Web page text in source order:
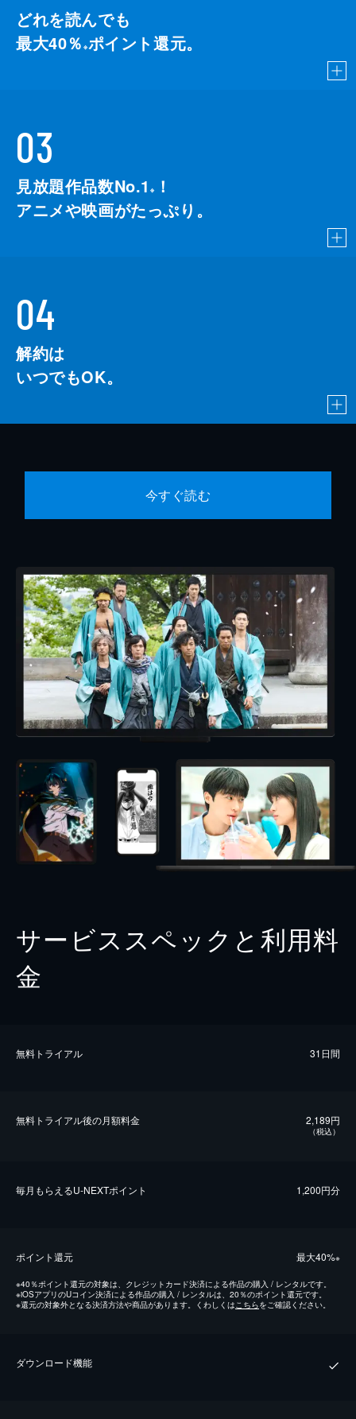
どれを読んでも
最大40％ ※ポイント還元。
03
見放題作品数No.1 ※
！
アニメや映画がたっぷり。
04
解約は
いつでもOK。
今すぐ読む
サービススペックと利用料
金
無料トライアル 31日間
無料トライアル後の⽉額料金 2,189円
（税込）
毎⽉もらえるU-NEXTポイント 1,200円分
ポイント還元 最⼤40%※
※40％ポイント還元の対象は、クレジットカード決済による作品の購入 / レンタルです。
※iOSアプリのUコイン決済による作品の購入 / レンタルは、20％のポイント還元です。
※還元の対象外となる決済方法や商品があります。くわしくは こちらをご確認ください。
ダウンロード機能